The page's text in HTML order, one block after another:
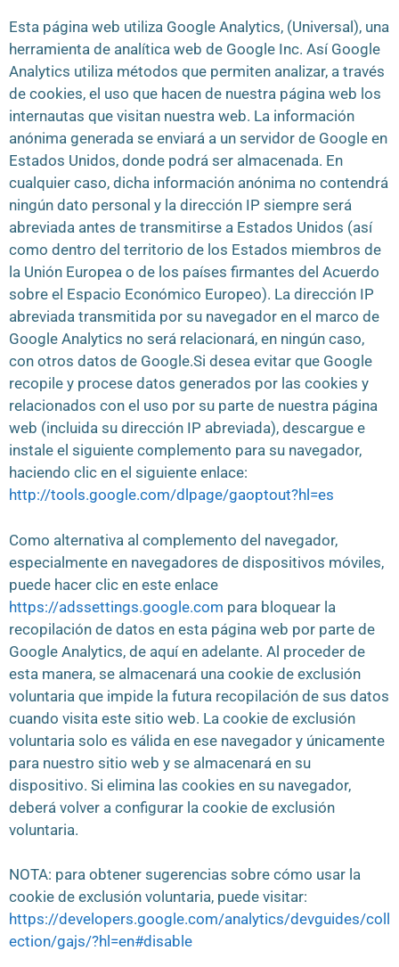
Esta página web utiliza Google Analytics, (Universal), una
herramienta de analítica web de Google Inc. Así Google
Analytics utiliza métodos que permiten analizar, a través
de cookies, el uso que hacen de nuestra página web los
internautas que visitan nuestra web. La información
anónima generada se enviará a un servidor de Google en
Estados Unidos, donde podrá ser almacenada. En
cualquier caso, dicha información anónima no contendrá
ningún dato personal y la dirección IP siempre será
abreviada antes de transmitirse a Estados Unidos (así
como dentro del territorio de los Estados miembros de
la Unión Europea o de los países firmantes del Acuerdo
sobre el Espacio Económico Europeo). La dirección IP
abreviada transmitida por su navegador en el marco de
Google Analytics no será relacionará, en ningún caso,
con otros datos de Google.Si desea evitar que Google
recopile y procese datos generados por las cookies y
relacionados con el uso por su parte de nuestra página
web (incluida su dirección IP abreviada), descargue e
instale el siguiente complemento para su navegador,
haciendo clic en el siguiente enlace:
http://tools.google.com/dlpage/gaoptout?hl=es
Como alternativa al complemento del navegador,
especialmente en navegadores de dispositivos móviles,
puede hacer clic en este enlace
https://adssettings.google.com para bloquear la
recopilación de datos en esta página web por parte de
Google Analytics, de aquí en adelante. Al proceder de
esta manera, se almacenará una cookie de exclusión
voluntaria que impide la futura recopilación de sus datos
cuando visita este sitio web. La cookie de exclusión
voluntaria solo es válida en ese navegador y únicamente
para nuestro sitio web y se almacenará en su
dispositivo. Si elimina las cookies en su navegador,
deberá volver a configurar la cookie de exclusión
voluntaria.
NOTA: para obtener sugerencias sobre cómo usar la
cookie de exclusión voluntaria, puede visitar:
https://developers.google.com/analytics/devguides/coll
ection/gajs/?hl=en#disable